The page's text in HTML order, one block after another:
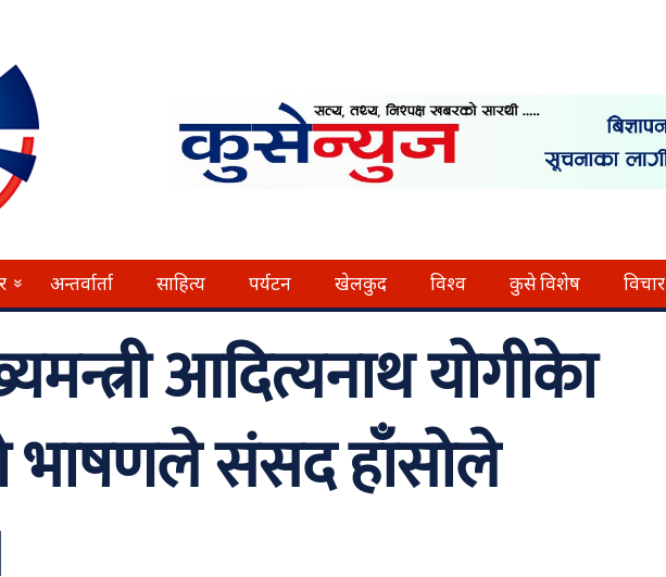
» अन्तर्वार्ता साहित्य पर्यटन खेलकुद विश्व कुसे विशेष विचार
आदित्यनाथ योगीकाे
भाषणले संसद हाँसोले